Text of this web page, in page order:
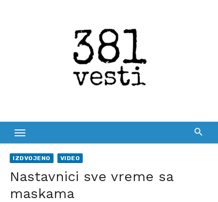
IZDVOJENO VIDEO
Nastavnici sve vreme sa
maskama